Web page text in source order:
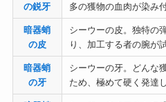
の鋭牙
多の獲物の血肉が染み
暗器蛸
の皮
シーウーの皮。独特の
り、加工する者の腕が
暗器蛸
の牙
シーウーの牙。どんな
ため、極めて硬く発達